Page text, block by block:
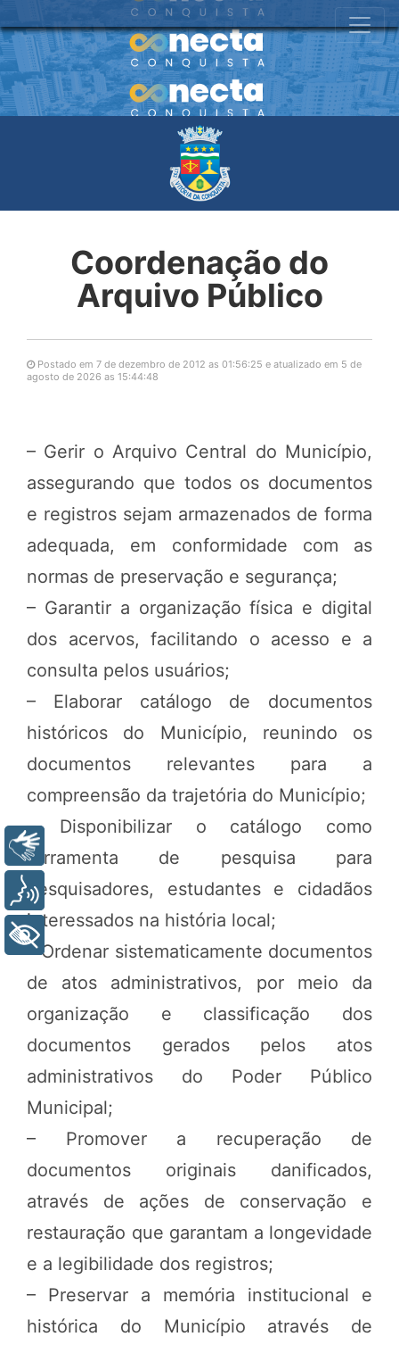
Coordenação do
Arquivo Público
Postado em 7 de dezembro de 2012 as 01:56:25 e atualizado em 5 de
agosto de 2026 as 15:44:48
– Gerir o Arquivo Central do Município,
assegurando que todos os documentos
e registros sejam armazenados de forma
adequada, em conformidade com as
normas de preservação e segurança;
– Garantir a organização física e digital
dos acervos, facilitando o acesso e a
consulta pelos usuários;
– Elaborar catálogo de documentos
históricos do Município, reunindo os
documentos relevantes para a
compreensão da trajetória do Município;
– Disponibilizar o catálogo como
ferramenta de pesquisa para
pesquisadores, estudantes e cidadãos
interessados na história local;
– Ordenar sistematicamente documentos
de atos administrativos, por meio da
organização e classificação dos
documentos gerados pelos atos
administrativos do Poder Público
Municipal;
– Promover a recuperação de
documentos originais danificados,
através de ações de conservação e
restauração que garantam a longevidade
e a legibilidade dos registros;
– Preservar a memória institucional e
histórica do Município através de
Voz